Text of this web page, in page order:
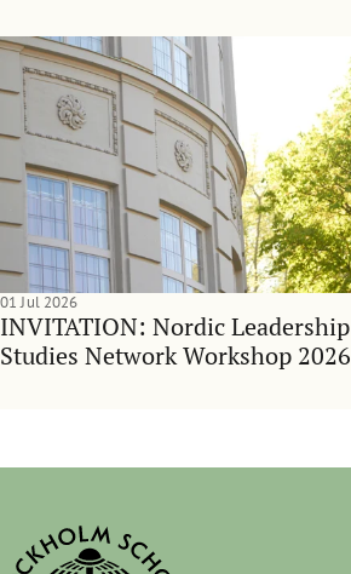
INVITATION: Nordic Leadership
Studies Network Workshop 2026
01 Jul 2026